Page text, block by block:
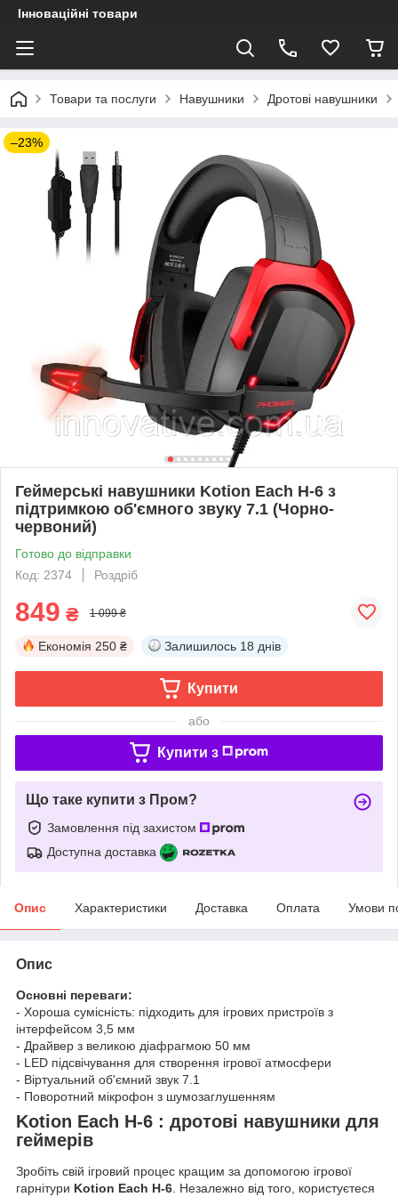
Інноваційні товари
Товари та послуги Навушники Дротові навушники
–23%
Геймерські навушники Kotion Each H-6 з
підтримкою об'ємного звуку 7.1 (Чорно-
червоний)
Готово до відправки
Код: 2374
Роздріб
849 ₴ 1 099 ₴
Економія 250 ₴ Залишилось 18 днів
Купити
або
Купити з
Що таке купити з Пром?
Замовлення під захистом
Доступна доставка
Опис Характеристики Доставка Оплата Умови
Опис
Основні переваги:
- Хороша сумісність: підходить для ігрових пристроїв з
інтерфейсом 3,5 мм
- Драйвер з великою діафрагмою 50 мм
- LED підсвічування для створення ігрової атмосфери
- Віртуальний об'ємний звук 7.1
- Поворотний мікрофон з шумозаглушенням
Kotion Each H-6 : дротові навушники для
геймерів
Зробіть свій ігровий процес кращим за допомогою ігрової
гарнітури Kotion Each H-6. Незалежно від того, користуєтеся